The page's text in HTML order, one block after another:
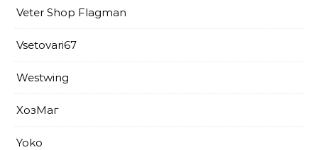
Veter Shop Flagman
Vsetovari67
Westwing
XoзМаг
Yoko